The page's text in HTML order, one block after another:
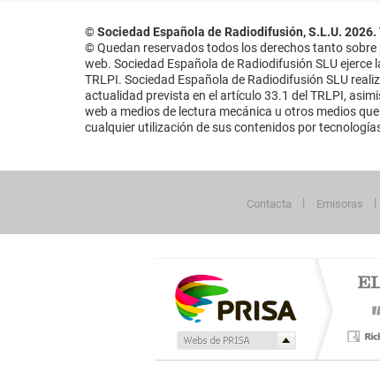
© Sociedad Española de Radiodifusión, S.L.U.
© Quedan reservados todos los derechos tanto
web. Sociedad Española de Radiodifusión SLU
TRLPI. Sociedad Española de Radiodifusión SLU
actualidad prevista en el artículo 33.1 del TRLPI,
web a medios de lectura mecánica u otros medios
cualquier utilización de sus contenidos por
Contacta Emisoras